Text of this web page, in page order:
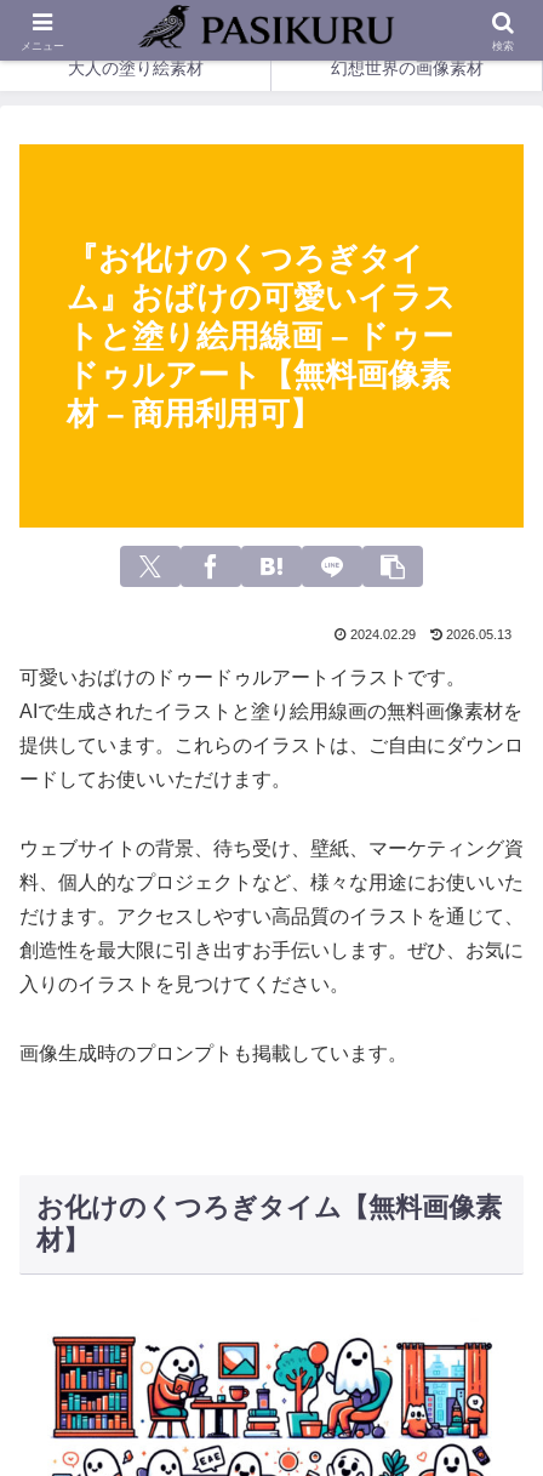
印刷して楽しめる、幻想の塗り絵とやさしい画像素材。
大人の塗り絵素材 幻想世界の画像素材
『お化けのくつろぎタイ
ム』おばけの可愛いイラス
トと塗り絵用線画 – ドゥー
ドゥルアート【無料画像素
材 – 商用利用可】
2024.02.29 2026.05.13
可愛いおばけのドゥードゥルアートイラストです。
AIで生成されたイラストと塗り絵用線画の無料画像素材を
提供しています。これらのイラストは、ご自由にダウンロ
ードしてお使いいただけます。
ウェブサイトの背景、待ち受け、壁紙、マーケティング資
料、個人的なプロジェクトなど、様々な用途にお使いいた
だけます。アクセスしやすい高品質のイラストを通じて、
創造性を最大限に引き出すお手伝いします。ぜひ、お気に
入りのイラストを見つけてください。
画像生成時のプロンプトも掲載しています。
お化けのくつろぎタイム【無料画像素
材】
メニュー 検索